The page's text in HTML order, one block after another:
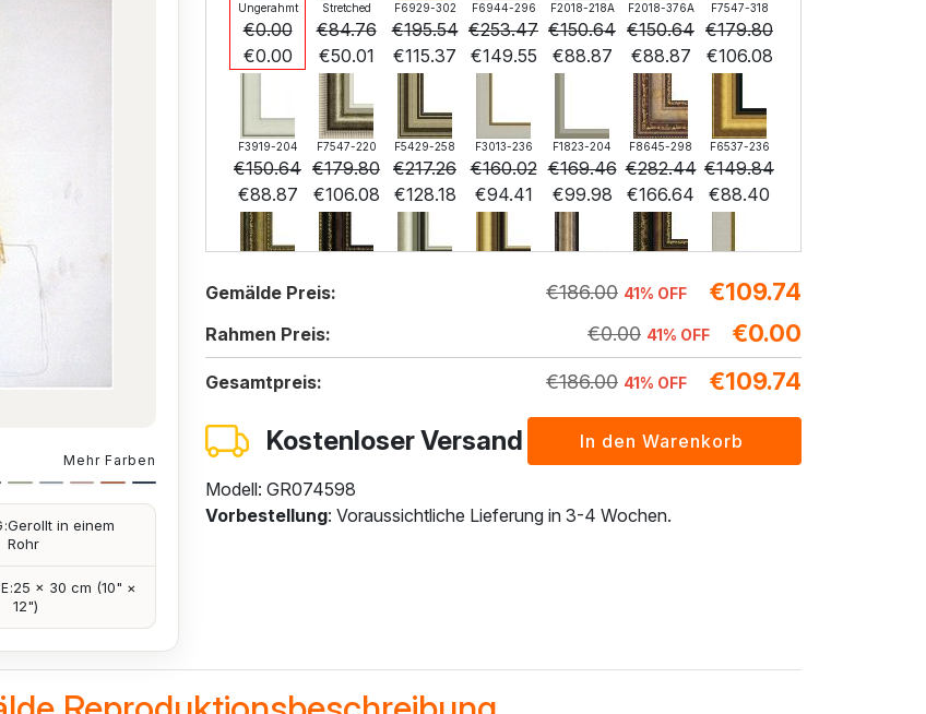
Mehr Farben
Gerollt in einem
Rohr
25 × 30 cm (10" ×
12")
Ungerahmt
€0.00
€0.00
Stretched
€84.76
€50.01
F6929-302
€195.54
€115.37
F6944-296
€253.47
€149.55
F2018-218A
€150.64
€88.87
F2018-376A
€150.64
€88.87
F7547-318
€179.80
€106.08
F3919-204
€150.64
€88.87
F7547-220
€179.80
€106.08
F5429-258
€217.26
€128.18
F3013-236
€160.02
€94.41
F1823-204
€169.46
€99.98
F8645-298
€282.44
€166.64
F6537-236
€149.84
€88.40
F7034-298
€123.91
F7034-296
€123.91
F4827-234
117.49
F8645-296
€ 114.92
F4613-236
€151.28
89.26
€218.11
F6035-220
€196.33
115.84
179.60
€105.97
Gemälde Preis: €186.00 41% OFF €109.74
Rahmen Preis: €0.00 41% OFF €0.00
Gesamtpreis: €186.00 41% OFF €109.74
Kostenloser Versand
Modell: GR074598
Vorbestellung: Voraussichtliche Lieferung in 3-4 Wochen.